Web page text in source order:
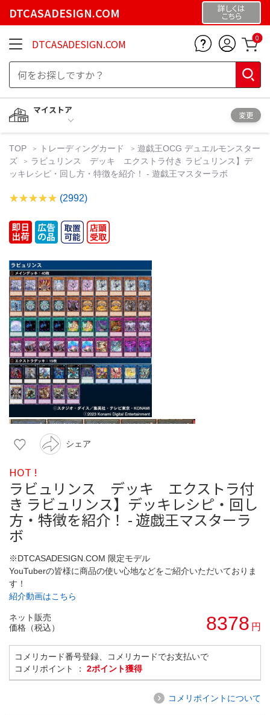
DTCASADESIGN.COM 詳しくは
こちら
DTCASADESIGN.COM 0
マイストア
変更
TOP トレーディングカード
遊戯王OCG デュエルモンスター
ズ
ラビュリンス デッキ エクストラ付き ラビュリンス】デ
ッキレシピ・回し方・特徴を紹介！ - 遊戯王マスターラボ
(2992)
シェア
HOT !
ラビュリンス デッキ エクストラ付
き ラビュリンス】デッキレシピ・回し
方・特徴を紹介！ - 遊戯王マスターラ
ボ
※DTCASADESIGN.COM 限定モデル
YouTuberの皆様に商品の使い心地などをご紹介いただいておりま
す！
紹介動画はこちら
ネット販売
価格（税込）
8378 円
コメリカード番号登録、コメリカードでお支払いで
コメリポイント ： 2ポイント獲得
コメリポイントについて